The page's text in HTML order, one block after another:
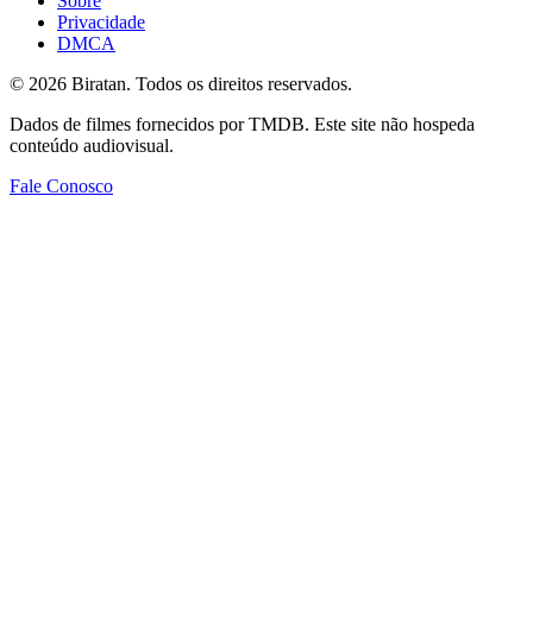
Privacidade
DMCA
© 2026 Biratan. Todos os direitos reservados.
Dados de filmes fornecidos por TMDB. Este site não hospeda
conteúdo audiovisual.
Fale Conosco